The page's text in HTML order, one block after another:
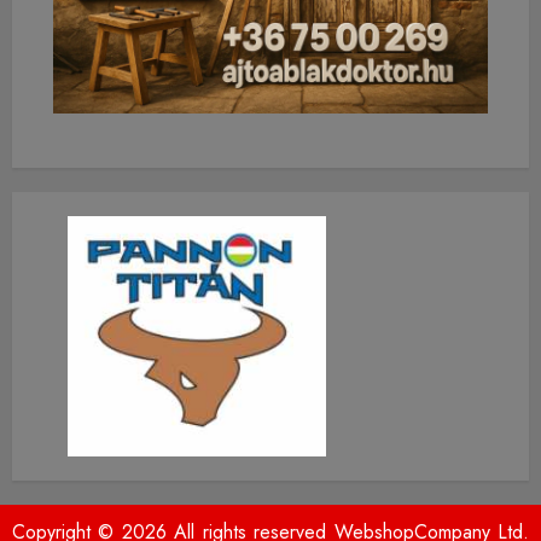
Copyright © 2026 All rights reserved WebshopCompany Ltd.